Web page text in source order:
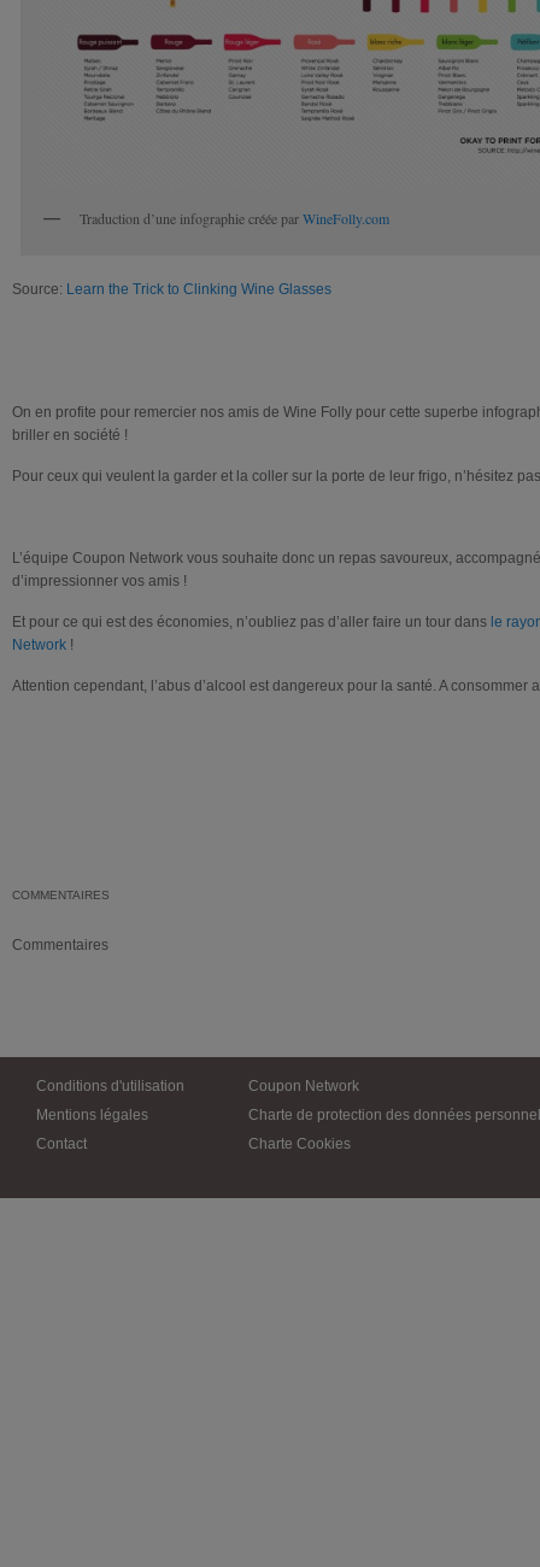
Traduction d’une infographie créée parWineFolly.com
Source: Learn the Trick to Clinking Wine Glasses
On en profite pour remercier nos amis de Wine Folly pour cette superbe
briller en société !
Pour ceux qui veulent la garder et la coller sur la porte de leur frigo, n’hésitez
L’équipe Coupon Network vous souhaite donc un repas savoureux,
d’impressionner vos amis !
Et pour ce qui est des économies, n’oubliez pas d’aller faire un tour dans le
Network !
Attention cependant, l’abus d’alcool est dangereux pour la santé. A consommer
COMMENTAIRES
Commentaires
Conditions d'utilisation
Mentions légales
Contact
Coupon Network
Charte de protection des données
Charte Cookies